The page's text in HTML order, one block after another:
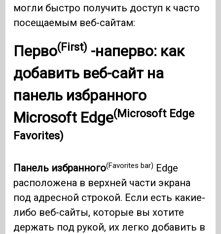
могли быстро получить доступ к часто
посещаемым веб-сайтам:
Перво(First) -наперво: как
добавить веб-сайт на
панель избранного
Microsoft Edge(Microsoft Edge
Favorites)
Панель избранного(Favorites bar) Edge
расположена в верхней части экрана
под адресной строкой. Если есть какие-
либо веб-сайты, которые вы хотите
держать под рукой, их легко добавить в